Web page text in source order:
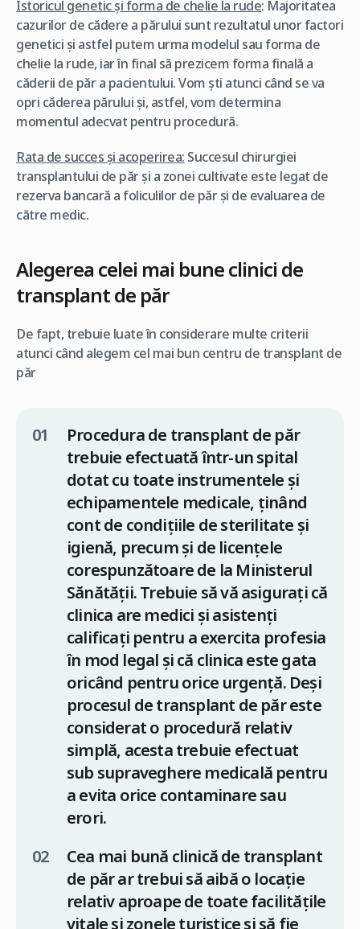
Istoricul genetic și forma de chelie la rude: Majoritatea
cazurilor de cădere a părului sunt rezultatul unor factori
genetici și astfel putem urma modelul sau forma de
chelie la rude, iar în final să prezicem forma finală a
căderii de păr a pacientului. Vom ști atunci când se va
opri căderea părului și, astfel, vom determina
momentul adecvat pentru procedură.
Rata de succes și acoperirea: Succesul chirurgiei
transplantului de păr și a zonei cultivate este legat de
rezerva bancară a foliculilor de păr și de evaluarea de
către medic.
Alegerea celei mai bune clinici de
transplant de păr
De fapt, trebuie luate în considerare multe criterii
atunci când alegem cel mai bun centru de transplant de
păr
Procedura de transplant de păr
trebuie efectuată într-un spital
dotat cu toate instrumentele și
echipamentele medicale, ținând
cont de condițiile de sterilitate și
igienă, precum și de licențele
corespunzătoare de la Ministerul
Sănătății. Trebuie să vă asigurați că
clinica are medici și asistenți
calificați pentru a exercita profesia
în mod legal și că clinica este gata
oricând pentru orice urgență. Deși
procesul de transplant de păr este
considerat o procedură relativ
simplă, acesta trebuie efectuat
sub supraveghere medicală pentru
a evita orice contaminare sau
erori.
Cea mai bună clinică de transplant
de păr ar trebui să aibă o locație
relativ aproape de toate facilitățile
vitale și zonele turistice și să fie